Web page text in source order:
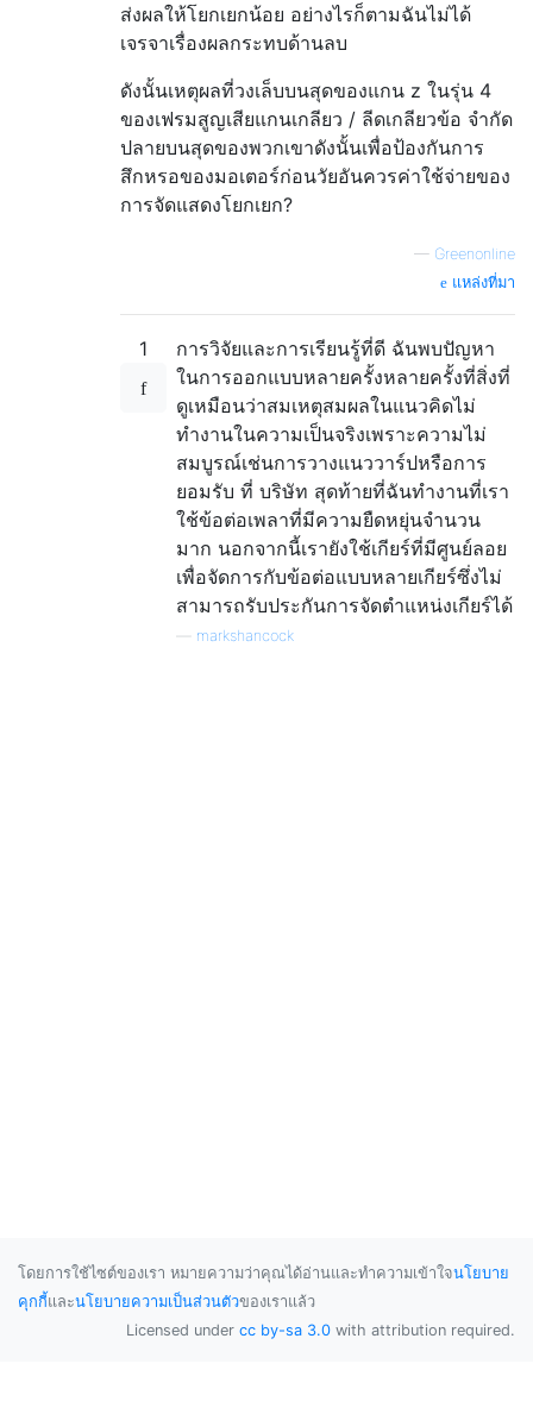
ส่งผลให้โยกเยกน้อย อย่างไรก็ตามฉันไม่ได้
เจรจาเรื่องผลกระทบด้านลบ
ดังนั้นเหตุผลที่วงเล็บบนสุดของแกน z ในรุ่น 4
ของเฟรมสูญเสียแกนเกลียว / ลีดเกลียวข้อ จำกัด
ปลายบนสุดของพวกเขาดังนั้นเพื่อป้องกันการ
สึกหรอของมอเตอร์ก่อนวัยอันควรค่าใช้จ่ายของ
การจัดแสดงโยกเยก?
— Greenonline
แหล่งที่มา
1
การวิจัยและการเรียนรู้ที่ดี ฉันพบปัญหา
ในการออกแบบหลายครั้งหลายครั้งที่สิ่งที่
ดูเหมือนว่าสมเหตุสมผลในแนวคิดไม่
ทำงานในความเป็นจริงเพราะความไม่
สมบูรณ์เช่นการวางแนววาร์ปหรือการ
ยอมรับ ที่ บริษัท สุดท้ายที่ฉันทำงานที่เรา
ใช้ข้อต่อเพลาที่มีความยืดหยุ่นจำนวน
มาก นอกจากนี้เรายังใช้เกียร์ที่มีศูนย์ลอย
เพื่อจัดการกับข้อต่อแบบหลายเกียร์ซึ่งไม่
สามารถรับประกันการจัดตำแหน่งเกียร์ได้
markshancock
โดยการใช้ไซต์ของเรา หมายความว่าคุณได้อ่านและทำความเข้าใจนโยบาย
คุกกี้และนโยบายความเป็นส่วนตัวของเราแล้ว
Licensed under cc by-sa 3.0 with attribution required.